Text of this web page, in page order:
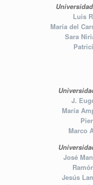
Luis
María del
Sara
J.
María
Marco
José
Jesús